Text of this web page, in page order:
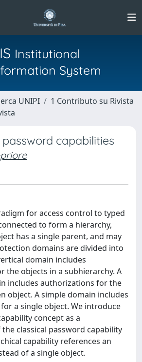
Institutional
System
UNIPI
1 Contributo su Rivista
capabilities
for access control to typed
to form a hierarchy,
has a single parent, and may
domains are divided into
domain includes
the objects in a subhierarchy. A
includes authorizations for the
object. A simple domain includes
a single object. We introduce
concept as a
classical password capability
capability references an
of a single object.